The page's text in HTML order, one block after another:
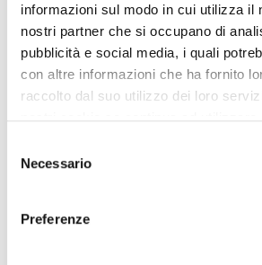
informazioni sul modo in cui utilizza il
nostri partner che si occupano di
pubblicità e social media, i quali
con altre informazioni che ha fornito
raccolto dal suo utilizzo dei loro
delNecessario
Preferenze